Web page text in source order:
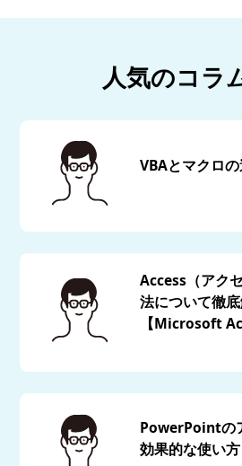
人気のコラ
VBAとマクロ
Access（アク
法について徹底
【Microsoft
PowerPointの
効果的な使い方